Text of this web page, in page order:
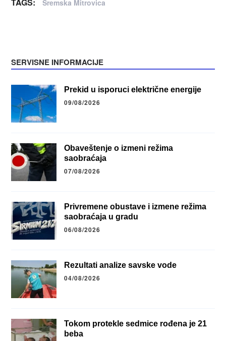
TAGS: Sremska Mitrovica
SERVISNE INFORMACIJE
Prekid u isporuci električne energije
09/08/2026
Obaveštenje o izmeni režima
saobraćaja
07/08/2026
Privremene obustave i izmene režima
saobraćaja u gradu
06/08/2026
Rezultati analize savske vode
04/08/2026
Tokom protekle sedmice rođena je 21
beba